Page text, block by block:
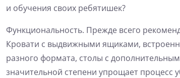
и обучения своих ребятишек?
Функциональность. Прежде всего
Кровати с выдвижными ящиками,
разного формата, столы с
значительной степени упрощает процесс